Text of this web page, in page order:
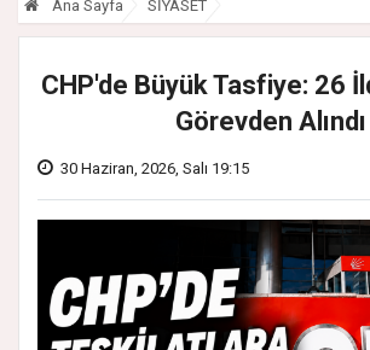
Ana Sayfa SİYASET
CHP'de Büyük Tasfiye: 26
Görevden Alındı
30 Haziran, 2026, Salı 19:15